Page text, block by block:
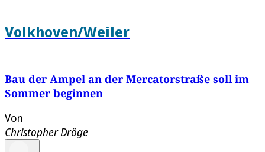
Volkhoven/Weiler
Bau der Ampel an der Mercatorstraße soll im
Sommer beginnen
Von
Christopher Dröge